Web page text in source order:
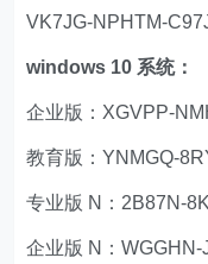
VK7JG-NPHTM-
windows 10 系统：
企业版：XGVPP-
教育版：YNMGQ-
专业版 N：2B87N-
企业版 N：